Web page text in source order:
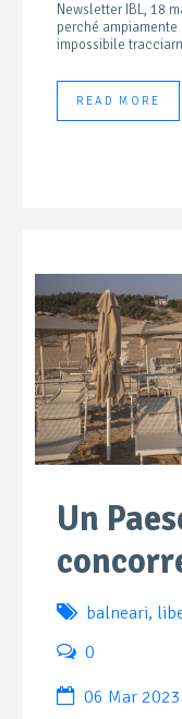
Newsletter IBL, 18
perché
impossibile
READ MORE
Un
balneari,
0
06 Mar 2023